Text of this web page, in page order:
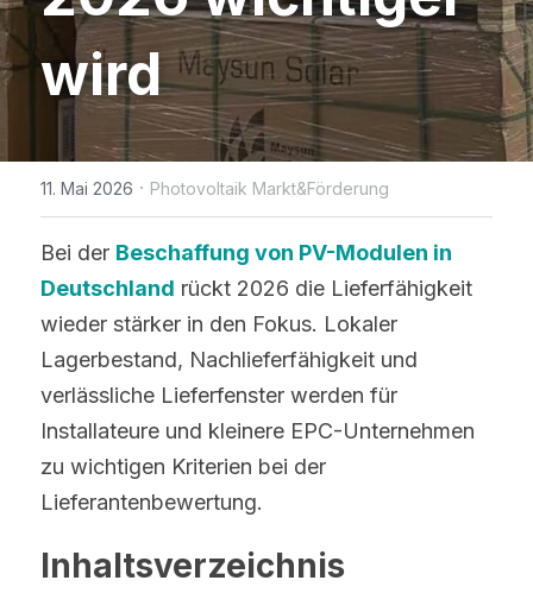
IBC Solarmodul-Technologie
Bifaciale Solarmodul-Technologi
1/3-Cut Solarmodul-Technolog
Halbzellen-Solarmodul-Technolog
Shingled Solarmodule Technologi
Zeitlich begrenzte Aktion
Broschüre
Photovoltaik Technologie Neuigk
Maysun Solar Nachrichten
Neue Photovoltaik-Politik
PV Preistrend
Kontaktieren Sie uns
Treten der Facebook-Gruppe bei
WhatsApp
wird
11. Mai 2026 · Photovoltaik Markt&Förderung
Bei der Beschaffung von PV-Modulen in
Deutschland rückt 2026 die Lieferfähigkeit
wieder stärker in den Fokus. Lokaler
Lagerbestand, Nachlieferfähigkeit und
verlässliche Lieferfenster werden für
Installateure und kleinere EPC-Unternehmen
zu wichtigen Kriterien bei der
Lieferantenbewertung.
Inhaltsverzeichnis